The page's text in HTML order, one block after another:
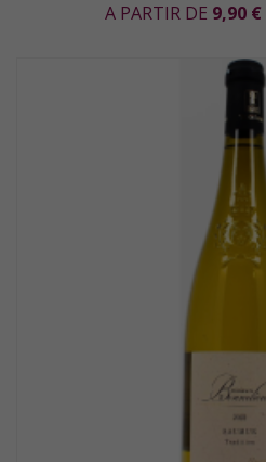
A PARTIR DE 9,90 €